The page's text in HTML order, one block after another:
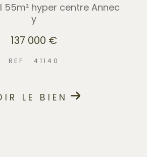
55m² hyper centre Annec
y
137 000 €
REF : 41140
LE BIEN